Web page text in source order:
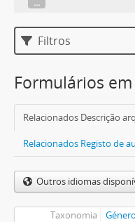
Filtros
Formulários
Relacionados Descrição
Relacionados Registo de
Outros idiomas
Taxonomia Género